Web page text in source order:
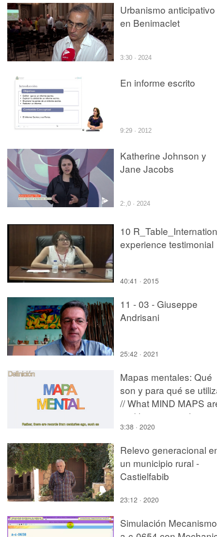
Urbanismo anticipativo
en Benimaclet
3:30 · 2024
En informe escrito
9:29 · 2012
Katherine Johnson y
Jane Jacobs
2:,0 · 2024
10
experience testimonial
40:41 · 2015
11 - 03 - Giuseppe
Andrisani
25:42 · 2021
Mapas mentales: Qué
son y para qué se
// What MIND MAPS
and how to use them
3:38 · 2020
Relevo generacional
un municipio rural -
Castielfabib
23:12 · 2020
Simulación Mecanismo